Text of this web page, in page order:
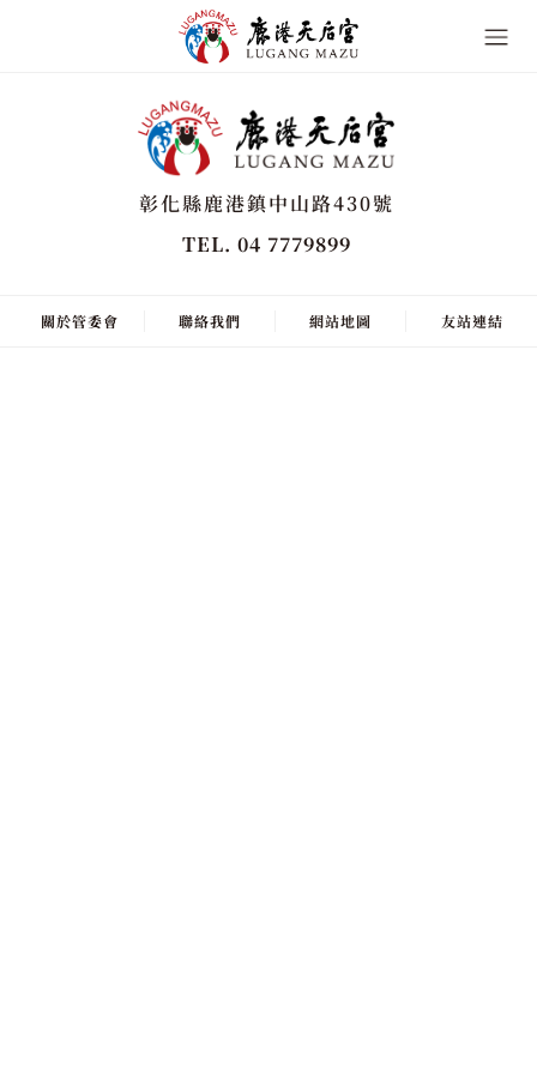
彰化縣鹿港鎮中山路430號
TEL. 04 7779899
關於管委會 聯絡我們 網站地圖 友站連結